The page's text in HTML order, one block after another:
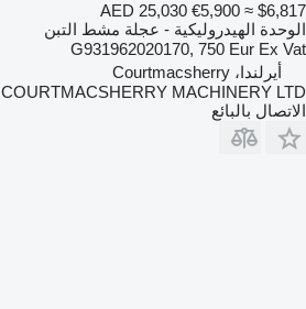
AED 25,030 €5,900 ≈ $6,817
الوحدة الهيدروليكية - عجلة مشط التبن
G931962020170, 750 Eur Ex Vat
أيرلندا، Courtmacsherry
COURTMACSHERRY MACHINERY LTD
الاتصال بالبائع